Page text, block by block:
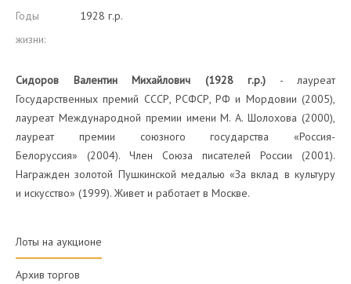
Годы
жизни:
1928 г.р.
Сидоров Валентин Михайлович (1928 г.р.) - лауреат
Государственных премий СССР, РСФСР, РФ и Мордовии (2005),
лауреат Международной премии имени М. А. Шолохова (2000),
лауреат премии союзного государства «Россия-
Белоруссия» (2004). Член Союза писателей России (2001).
Награжден золотой Пушкинской медалью «За вклад в культуру
и искусство» (1999). Живет и работает в Москве.
Лоты на аукционе
Архив торгов